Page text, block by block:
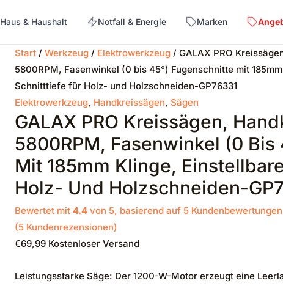
Haus & Haushalt Notfall & Energie Marken
→
Start/ Werkzeug/ Elektrowerkzeug/ GALAX PRO
5800RPM, Fasenwinkel (0 bis 45°) Fugenschnitte mit
Schnitttiefe für Holz- und Holzschneiden-GP76331
Elektrowerkzeug, Handkreissägen, Sägen
GALAX PRO Kreissägen,
5800RPM, Fasenwinkel (0
Mit 185mm Klinge,
Holz- Und Holzschneiden-
Bewertet mit 4.4von 5, basierend auf 5Kundenbewertungen
(5Kundenrezensionen)
€69,99 Kostenloser Versand
Leistungsstarke Säge: Der 1200-W-Motor erzeugt eine